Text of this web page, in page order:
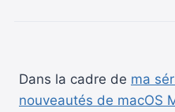
Dans la cadre de ma
nouveautés de macOS